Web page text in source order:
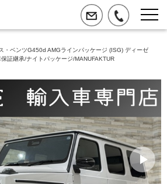
・ベンツG450d AMGラインパッケージ (ISG) ディーゼ
証継承/ナイトパッケージ/MANUFAKTUR